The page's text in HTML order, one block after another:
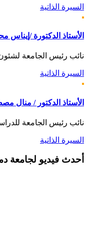
السيرة الذاتية
الأستاذ الدكتورة /إيناس
نائب رئيس الجامعة لشئون
السيرة الذاتية
الأستاذ الدكتور / منال
نائب رئيس الجامعة
السيرة الذاتية
أحدث فيديو لجامعة